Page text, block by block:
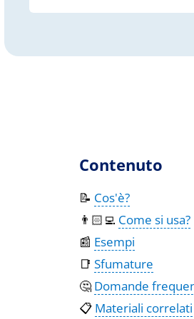
Contenuto
📝 Cos'è?
👨🏻‍💻 Come si usa?
📰 Esempi
📑 Sfumature
🤔 Domande
📋 Materiali correlati